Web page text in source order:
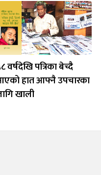
वर्षदेखि पत्रिका बेच्दै
हात आफ्नै उपचारका
खाली